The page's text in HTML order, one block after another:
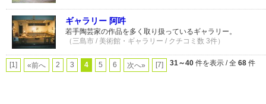
ギャラリー 阿吽
若手陶芸家の作品を多く取り扱っているギャラリー。
（三島市 / 美術館・ギャラリー / クチコミ数 3件）
[1] «前へ 2 3 4 5 6 次へ» [7] 31～40 件を表示 / 全 68 件